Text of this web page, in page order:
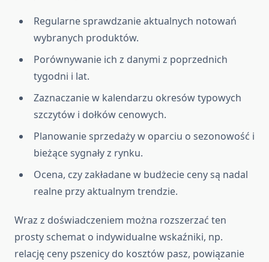
Regularne sprawdzanie aktualnych notowań
wybranych produktów.
Porównywanie ich z danymi z poprzednich
tygodni i lat.
Zaznaczanie w kalendarzu okresów typowych
szczytów i dołków cenowych.
Planowanie sprzedaży w oparciu o sezonowość i
bieżące sygnały z rynku.
Ocena, czy zakładane w budżecie ceny są nadal
realne przy aktualnym trendzie.
Wraz z doświadczeniem można rozszerzać ten
prosty schemat o indywidualne wskaźniki, np.
relację ceny pszenicy do kosztów pasz, powiązanie